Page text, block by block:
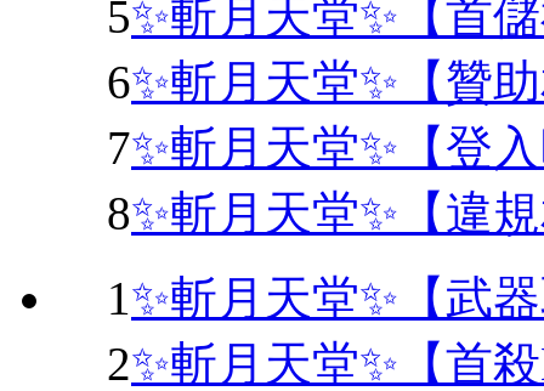
5✨斬月天堂✨【首
6✨斬月天堂✨【贊
7✨斬月天堂✨【登
8✨斬月天堂✨【違
1✨斬月天堂✨【武
2✨斬月天堂✨【首